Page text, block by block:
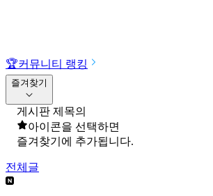
🏆커뮤니티 랭킹
즐겨찾기
게시판 제목의
아이콘을 선택하면
즐겨찾기에 추가됩니다.
전체글